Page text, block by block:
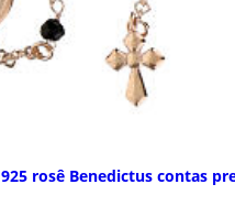
rosê Benedictus contas